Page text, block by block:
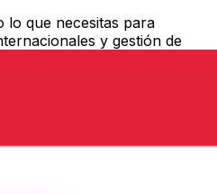
lo que necesitas para
y gestión de